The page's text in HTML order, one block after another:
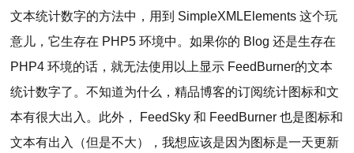
文本统计数字的方法中，用到 SimpleXMLElements 这个玩
意儿，它生存在 PHP5 环境中。如果你的 Blog 还是生存在
PHP4 环境的话，就无法使用以上显示 FeedBurner的文本
统计数字了。不知道为什么，精品博客的订阅统计图标和文
本有很大出入。此外， FeedSky 和 FeedBurner 也是图标和
文本有出入（但是不大），我想应该是因为图标是一天更新